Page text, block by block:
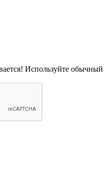
Используйте обычный